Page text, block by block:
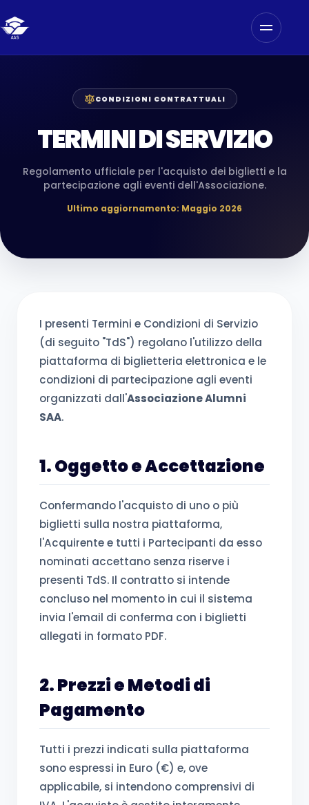
CONDIZIONI CONTRATTUALI
TERMINI DI SERVIZIO
Regolamento ufficiale per l'acquisto dei biglietti e la
partecipazione agli eventi dell'Associazione.
Ultimo aggiornamento: Maggio 2026
I presenti Termini e Condizioni di Servizio
(di seguito "TdS") regolano l'utilizzo della
piattaforma di biglietteria elettronica e le
condizioni di partecipazione agli eventi
organizzati dall'Associazione Alumni
SAA.
1. Oggetto e Accettazione
Confermando l'acquisto di uno o più
biglietti sulla nostra piattaforma,
l'Acquirente e tutti i Partecipanti da esso
nominati accettano senza riserve i
presenti TdS. Il contratto si intende
concluso nel momento in cui il sistema
invia l'email di conferma con i biglietti
allegati in formato PDF.
2. Prezzi e Metodi di
Pagamento
Tutti i prezzi indicati sulla piattaforma
sono espressi in Euro (€) e, ove
applicabile, si intendono comprensivi di